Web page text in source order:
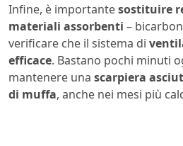
Infine, è importantesostituire
materiali assorbenti –
verificare che il sistema di
efficace. Bastano pochi minuti
mantenere una scarpiera
di muffa, anche nei mesi più